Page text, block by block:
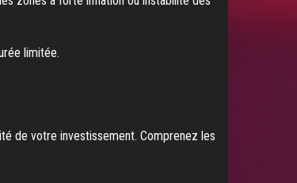
limitée.
de votre investissement. Comprenez les